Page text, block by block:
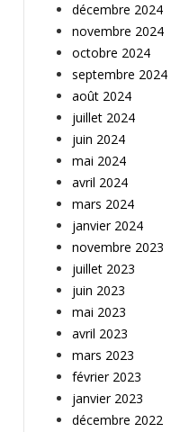
décembre 2024
novembre 2024
octobre 2024
septembre 2024
août 2024
juillet 2024
juin 2024
mai 2024
avril 2024
mars 2024
janvier 2024
novembre 2023
juillet 2023
juin 2023
mai 2023
avril 2023
mars 2023
février 2023
janvier 2023
décembre 2022